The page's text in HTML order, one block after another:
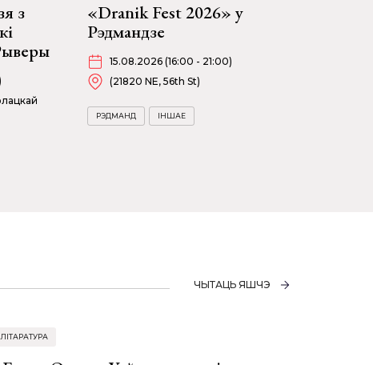
з
«Dranik Fest 2026» у
Рэдмандзе
15.08.2026 (16:00 - 21:00)
(21820 NE, 56th St)
РЭДМАНД ІНШАЕ
ЧЫТАЦЬ ЯШЧЭ
ЛІТАРАТУРА